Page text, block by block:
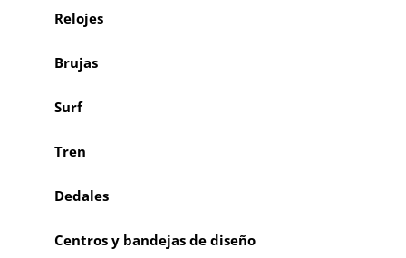
Relojes
Brujas
Surf
Tren
Dedales
Centros y bandejas de diseño